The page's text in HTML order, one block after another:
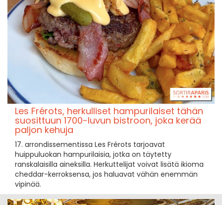
Les Frérots, herkulliset hampurilaiset tähän
suosittuun 1700-luvun bistroon, joka kerää
paljon kehuja
17. arrondissementissa Les Frérots tarjoavat
huippuluokan hampurilaisia, jotka on täytetty
ranskalaisilla aineksilla. Herkuttelijat voivat lisätä ikioma
cheddar-kerroksensa, jos haluavat vähän enemmän
vipinää.